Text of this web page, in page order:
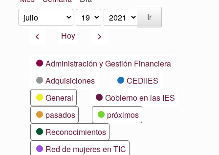
Mes
Día
Año
AnteriorHoy Siguiente
CategoríasAdministración y Gestión Financiera
Adquisiciones
CEDIIES
General
Gobierno en las IES
pasados
próximos
Reconocimientos
Red de mujeres en TIC